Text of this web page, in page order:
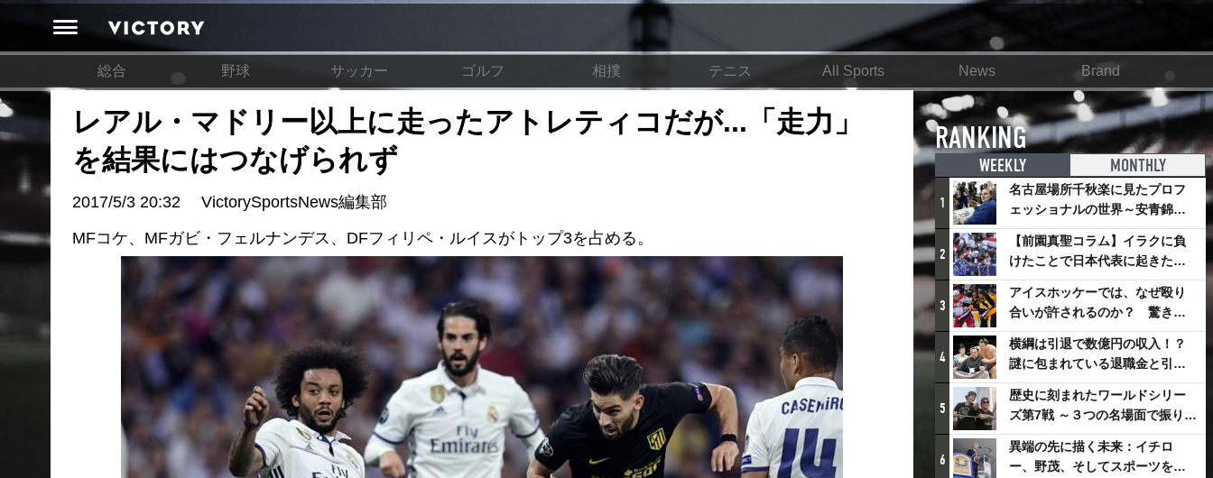
総合 野球 サッカー ゴルフ 相撲 テニス All Sports News Brand
レアル・マドリー以上に走ったアトレティコだが...「走力」
を結果にはつなげられず
2017/5/3 20:32
VictorySportsNews編集部
MFコケ、MFガビ・フェルナンデス、DFフィリペ・ルイスがトップ3を占める。
RANKING
WEEKLY MONTHLY
1
名古屋場所千秋楽に見たプロフ
ェッショナルの世界～安青錦の
優勝を巡るさまざまなドラマ
2
【前園真聖コラム】イラクに負
けたことで日本代表に起きたプ
ラスとは
3
アイスホッケーでは、なぜ殴り
合いが許されるのか？ 驚きの
「ファイティング」ルールにつ
いて
4
横綱は引退で数億円の収入！？
謎に包まれている退職金と引退
相撲興行
5
歴史に刻まれたワールドシリー
ズ第7戦 ～３つの名場面で振り返
る～
6
異端の先に描く未来：イチロ
ー、野茂、そしてスポーツを支